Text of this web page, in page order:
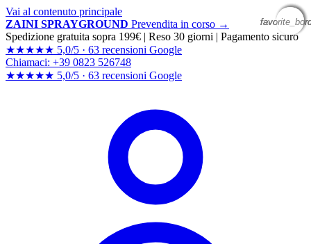
Vai al contenuto principale
ZAINI SPRAYGROUND Prevendita in corso →
Spedizione gratuita sopra 199€ | Reso 30 giorni | Pagamento sicuro
★★★★★ 5,0/5 · 63 recensioni Google
Chiamaci: +39 0823 526748
★★★★★ 5,0/5 · 63 recensioni Google